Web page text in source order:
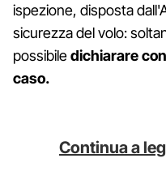
ispezione, disposta
sicurezza del volo:
possibiledichiarare
caso.
Continua a